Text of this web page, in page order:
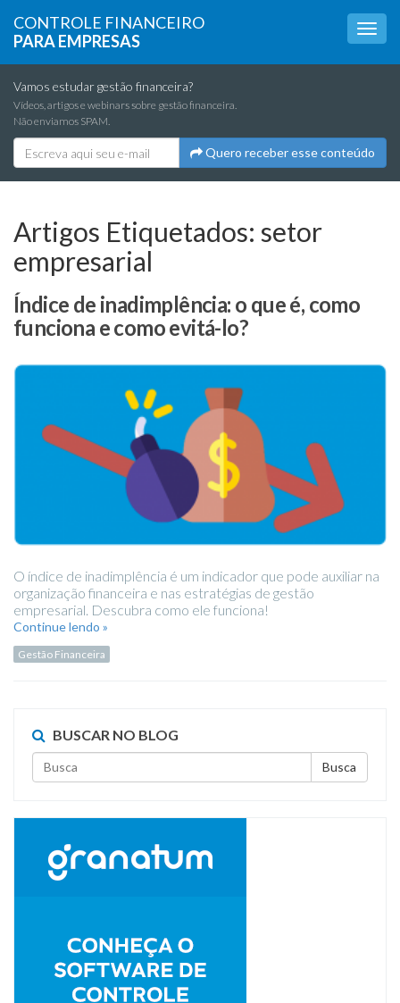
CONTROLE FINANCEIRO
PARA EMPRESAS
Vamos estudar gestão financeira?
Vídeos, artigos e webinars sobre gestão financeira.
Não enviamos SPAM.
Quero receber esse conteúdo
Artigos Etiquetados: setor
empresarial
Índice de inadimplência: o que é, como
funciona e como evitá-lo?
O índice de inadimplência é um indicador que pode auxiliar na
organização financeira e nas estratégias de gestão
empresarial. Descubra como ele funciona!
Continue lendo »
Gestão Financeira
BUSCAR NO BLOG
Busca